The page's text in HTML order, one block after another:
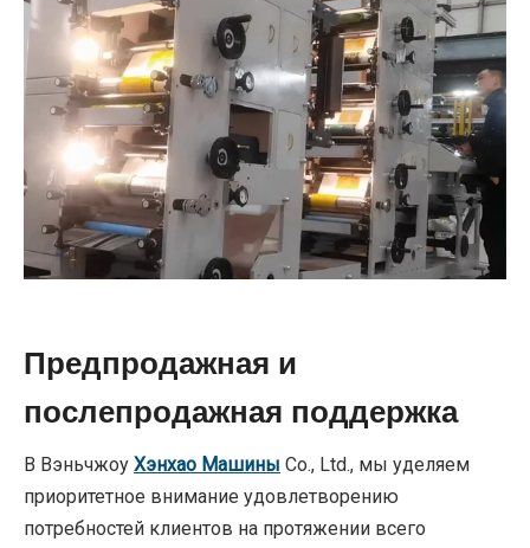
Предпродажная и
послепродажная поддержка
В Вэньчжоу Хэнхао Машины Co., Ltd., мы уделяем
приоритетное внимание удовлетворению
потребностей клиентов на протяжении всего